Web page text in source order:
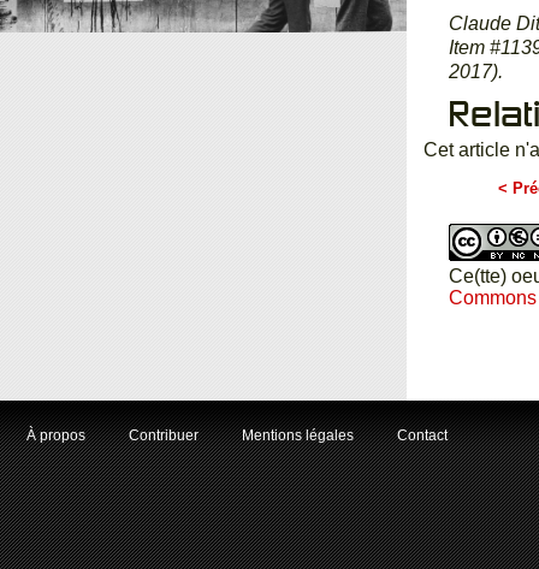
Claude
Item
2017).
Cet article
<
Ce(tte)
À propos Contribuer Mentions légales Contact